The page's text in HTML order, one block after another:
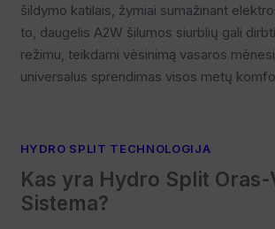
šildymo katilais, žymiai sumažinant
to, daugelis A2W šilumos siurblių gali
režimu, teikdami vėsinimą vasaros
universalus sprendimas visos metų
HYDRO SPLIT TECHNOLOGIJA
Kas yra Hydro Split Oras-
Sistema?